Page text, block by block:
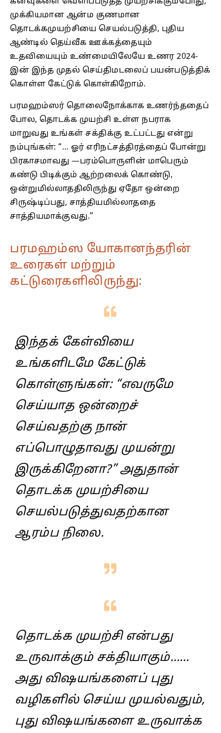
முக்கியமான ஆன்ம குணமான
தொடக்கமுயற்சியை செயல்படுத்தி, புதிய
ஆண்டில் தெய்வீக ஊக்கத்தையும்
உதவியையும் உண்மையிலேயே உணர 2024-
இன் இந்த முதல் செய்திமடலைப் பயன்படுத்திக்
கொள்ள கேட்டுக் கொள்கிறோம்.
பரமஹம்ஸர் தொலைநோக்காக உணர்ந்ததைப்
போல, தொடக்க முயற்சி உள்ள நபராக
மாறுவது உங்கள் சக்திக்கு உட்பட்டது என்று
நம்புங்கள்: “… ஓர்‌ எரிநட்சத்திரத்தைப்‌ போன்று
பிரகாசமாவது ‌—பரம்பொருளின்‌ மாபெரும்‌
கண்டு பிடிக்கும்‌ ஆற்றலைக்‌ கொண்டு,
ஒன்றுமில்லாததிலிருந்து ஏதோ ஒன்றை
சிருஷ்டிப்பது‌, சாத்தியமில்லாததை
சாத்தியமாக்குவது‌.”
பரமஹம்ஸ யோகானந்தரின்
உரைகள் மற்றும்
கட்டுரைகளிலிருந்து:
இந்தக்‌ கேள்வியை
உங்களிடமே கேட்டுக்‌
கொள்ளுங்கள்‌: “எவருமே
செய்யாத ஒன்றைச்‌
செய்வதற்கு நான்‌
எப்பொழுதாவது முயன்று
இருக்கிறேனா?” அதுதான்‌
தொடக்க முயற்சியை
செயல்படுத்துவதற்கான
ஆரம்ப நிலை.
தொடக்க முயற்சி என்பது
உருவாக்கும்‌ சக்தியாகும்‌……
அது விஷயங்களைப்‌ புது
வழிகளில்‌ செய்ய முயல்வதும்‌,
புது விஷயங்களை உருவாக்க